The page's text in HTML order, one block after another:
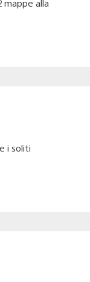
mappe alla
i soliti